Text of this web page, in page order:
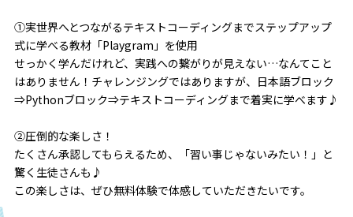
①実世界へとつながるテキストコーディングまでステップアップ
式に学べる教材「Playgram」を使用
せっかく学んだけれど、実践への繋がりが見えない…なんてこと
はありません！チャレンジングではありますが、日本語ブロック
⇒Pythonブロック⇒テキストコーディングまで着実に学べます♪
②圧倒的な楽しさ！
たくさん承認してもらえるため、「習い事じゃないみたい！」と
驚く生徒さんも♪
この楽しさは、ぜひ無料体験で体感していただきたいです。